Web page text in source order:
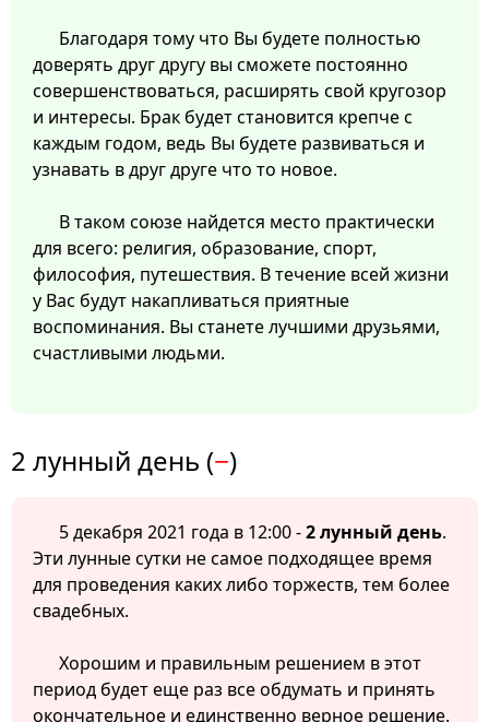
Благодаря тому что Вы будете полностью
доверять друг другу вы сможете постоянно
совершенствоваться, расширять свой кругозор
и интересы. Брак будет становится крепче с
каждым годом, ведь Вы будете развиваться и
узнавать в друг друге что то новое.
В таком союзе найдется место практически
для всего: религия, образование, спорт,
философия, путешествия. В течение всей жизни
у Вас будут накапливаться приятные
воспоминания. Вы станете лучшими друзьями,
счастливыми людьми.
2 лунный день (−)
5 декабря 2021 года в 12:00 -2 лунный день.
Эти лунные сутки не самое подходящее время
для проведения каких либо торжеств, тем более
свадебных.
Хорошим и правильным решением в этот
период будет еще раз все обдумать и принять
окончательное и единственно верное решение.